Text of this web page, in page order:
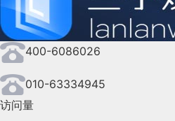
2024年8月(164)
2024年7月(107)
2024年6月(63)
400-6086026
010-63334945
访问量